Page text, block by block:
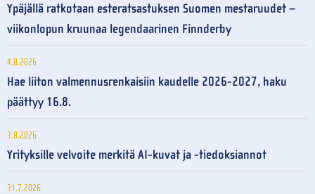
Ypäjällä ratkotaan esteratsastuksen Suomen mestaruudet –
viikonlopun kruunaa legendaarinen Finnderby
4.8.2026
Hae liiton valmennusrenkaisiin kaudelle 2026-2027, haku
päättyy 16.8.
3.8.2026
Yrityksille velvoite merkitä AI-kuvat ja -tiedoksiannot
31.7.2026